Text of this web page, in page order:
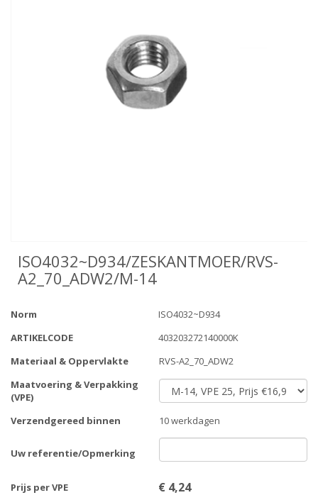
ISO4032~D934/ZESKANTMOER/RVS-
A2_70_ADW2/M-14
Norm
ISO4032~D934
ARTIKELCODE
403203272140000K
Materiaal & Oppervlakte
RVS-A2_70_ADW2
Maatvoering & Verpakking
(VPE)
Verzendgereed binnen
10 werkdagen
Uw referentie/Opmerking
Prijs per VPE € 4,24